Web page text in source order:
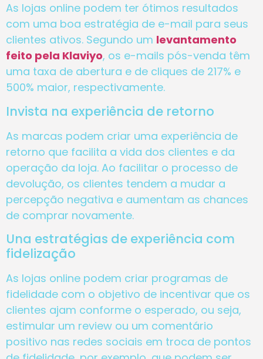
As lojas online podem ter ótimos resultados
com uma boa estratégia de e-mail para seus
clientes ativos. Segundo um levantamento
feito pela Klaviyo, os e-mails pós-venda têm
uma taxa de abertura e de cliques de 217% e
500% maior, respectivamente.
Invista na experiência de retorno
As marcas podem criar uma experiência de
retorno que facilita a vida dos clientes e da
operação da loja. Ao facilitar o processo de
devolução, os clientes tendem a mudar a
percepção negativa e aumentam as chances
de comprar novamente.
Una estratégias de experiência com
fidelização
As lojas online podem criar programas de
fidelidade com o objetivo de incentivar que os
clientes ajam conforme o esperado, ou seja,
estimular um review ou um comentário
positivo nas redes sociais em troca de pontos